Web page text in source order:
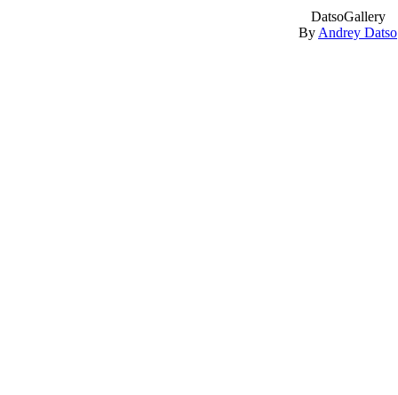
DatsoGallery
By Andrey Datso